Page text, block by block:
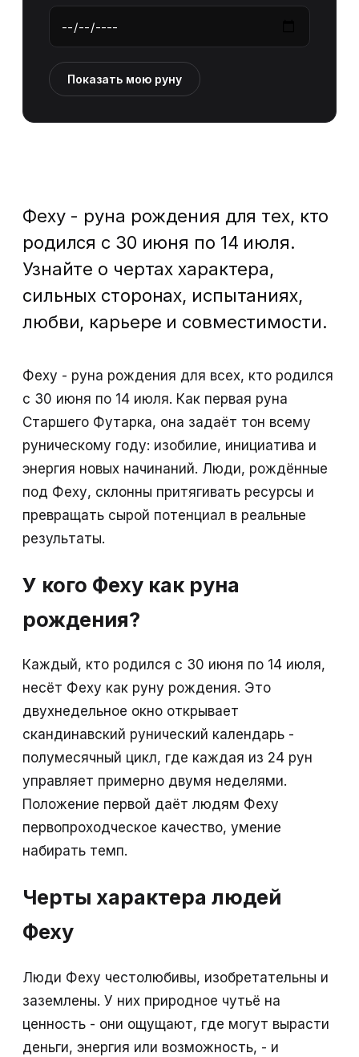
Показать мою руну
Феху - руна рождения для тех, кто
родился с 30 июня по 14 июля.
Узнайте о чертах характера,
сильных сторонах, испытаниях,
любви, карьере и совместимости.
Феху - руна рождения для всех, кто родился
с 30 июня по 14 июля. Как первая руна
Старшего Футарка, она задаёт тон всему
руническому году: изобилие, инициатива и
энергия новых начинаний. Люди, рождённые
под Феху, склонны притягивать ресурсы и
превращать сырой потенциал в реальные
результаты.
У кого Феху как руна
рождения?
Каждый, кто родился с 30 июня по 14 июля,
несёт Феху как руну рождения. Это
двухнедельное окно открывает
скандинавский рунический календарь -
полумесячный цикл, где каждая из 24 рун
управляет примерно двумя неделями.
Положение первой даёт людям Феху
первопроходческое качество, умение
набирать темп.
Черты характера людей
Феху
Люди Феху честолюбивы, изобретательны и
заземлены. У них природное чутьё на
ценность - они ощущают, где могут вырасти
деньги, энергия или возможность, - и